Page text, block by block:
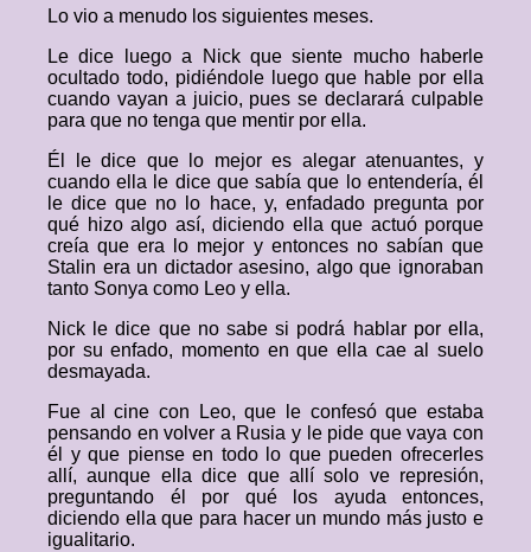
Lo vio a menudo los siguientes meses.
Le dice luego a Nick que siente mucho haberle
ocultado todo, pidiéndole luego que hable por ella
cuando vayan a juicio, pues se declarará culpable
para que no tenga que mentir por ella.
Él le dice que lo mejor es alegar atenuantes, y
cuando ella le dice que sabía que lo entendería, él
le dice que no lo hace, y, enfadado pregunta por
qué hizo algo así, diciendo ella que actuó porque
creía que era lo mejor y entonces no sabían que
Stalin era un dictador asesino, algo que ignoraban
tanto Sonya como Leo y ella.
Nick le dice que no sabe si podrá hablar por ella,
por su enfado, momento en que ella cae al suelo
desmayada.
Fue al cine con Leo, que le confesó que estaba
pensando en volver a Rusia y le pide que vaya con
él y que piense en todo lo que pueden ofrecerles
allí, aunque ella dice que allí solo ve represión,
preguntando él por qué los ayuda entonces,
diciendo ella que para hacer un mundo más justo e
igualitario.